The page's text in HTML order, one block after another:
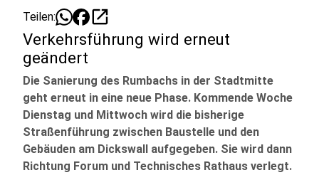
Teilen: open_in_new
Verkehrsführung wird erneut
geändert
Die Sanierung des Rumbachs in der Stadtmitte
geht erneut in eine neue Phase. Kommende Woche
Dienstag und Mittwoch wird die bisherige
Straßenführung zwischen Baustelle und den
Gebäuden am Dickswall aufgegeben. Sie wird dann
Richtung Forum und Technisches Rathaus verlegt.